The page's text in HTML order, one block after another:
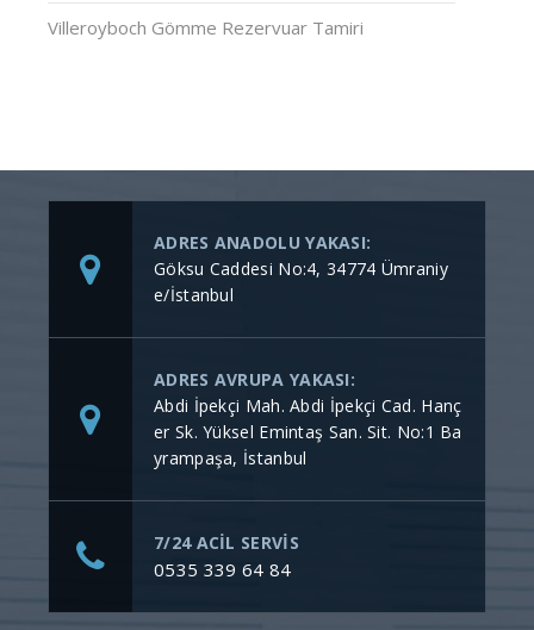
Villeroyboch Gömme Rezervuar Tamiri
ADRES ANADOLU YAKASI:
Göksu Caddesi No:4, 34774 Ümraniy
e/İstanbul
ADRES AVRUPA YAKASI:
Abdi İpekçi Mah. Abdi İpekçi Cad. Hanç
er Sk. Yüksel Emintaş San. Sit. No:1 Ba
yrampaşa, İstanbul
7/24 ACİL SERVİS
0535 339 64 84